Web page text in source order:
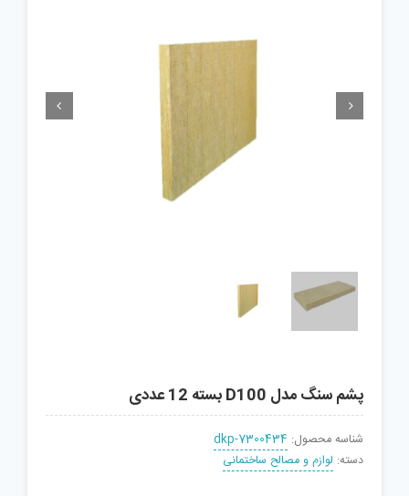
 
پشم سنگ مدل D100 بسته 12 عددی
شناسه محصول: dkp-7300434
دسته: لوازم و مصالح ساختمانی